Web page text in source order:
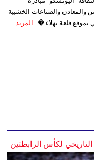
والمعادن والصناعات الخشبية
قلعة بهلاء �... المزيد
لكأس الرابطتين